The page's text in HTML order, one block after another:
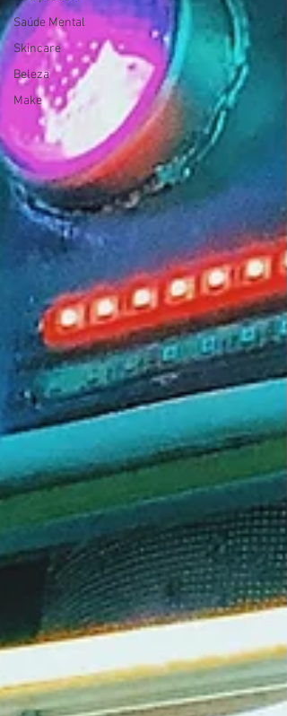
Saúde Mental
Skincare
Beleza
Make